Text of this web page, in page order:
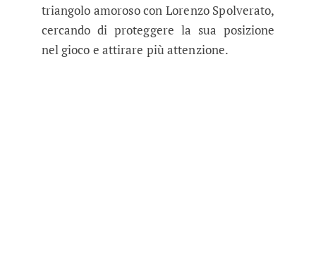
triangolo amoroso con Lorenzo Spolverato,
cercando di proteggere la sua posizione
nel gioco e attirare più attenzione.